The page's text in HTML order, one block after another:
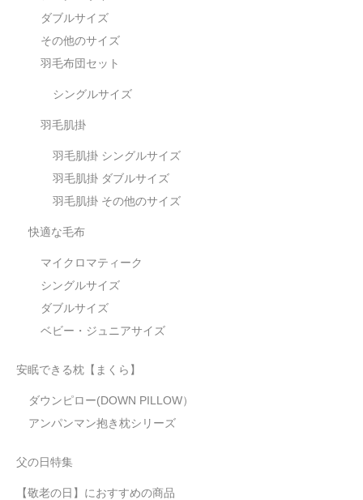
ダブルサイズ
その他のサイズ
羽毛布団セット
シングルサイズ
羽毛肌掛
羽毛肌掛 シングルサイズ
羽毛肌掛 ダブルサイズ
羽毛肌掛 その他のサイズ
快適な毛布
マイクロマティーク
シングルサイズ
ダブルサイズ
ベビー・ジュニアサイズ
安眠できる枕【まくら】
ダウンピロー(DOWN PILLOW）
アンパンマン抱き枕シリーズ
父の日特集
【敬老の日】におすすめの商品